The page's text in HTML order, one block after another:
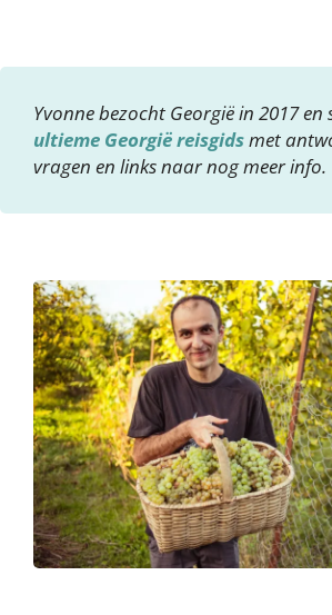
Yvonne bezocht Georgië in 2017 en
ultieme Georgië reisgidsmet
vragen en links naar nog meer info.